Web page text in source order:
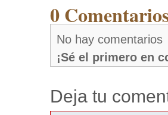
0
No hay comentarios
¡Sé el primero en
Deja tu